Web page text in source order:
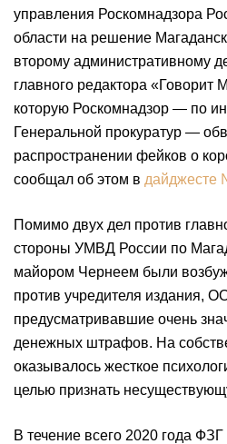
управления Роскомнадзора
области на решение
второму административному
главного редактора «Говорит
которую Роскомнадзор — по
Генеральной прокуратур —
распространении фейков о
сообщал об этом в дайджесте
Помимо двух дел против
стороны УМВД России по
майором Чернеем были
против учредителя издания,
предусматривавшие очень
денежных штрафов. На
оказывалось жесткое
целью признать
В течение всего 2020 года